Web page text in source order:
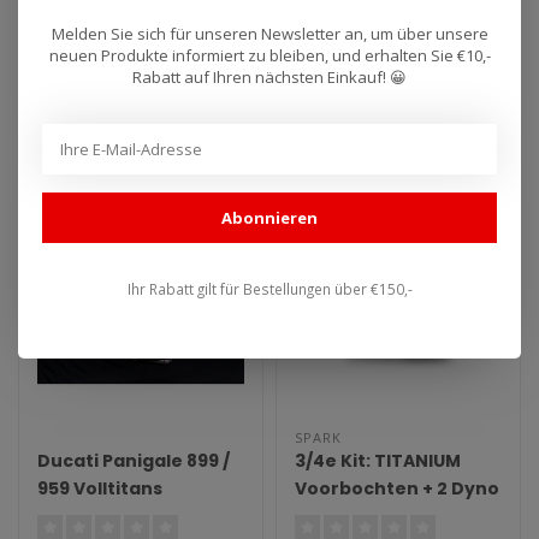
Race-Tech Slip-On
Auspuff für Arrow Ducati
Multistrada 1200 / 1200S
Slip-On
Auspuffanlage
Hochgelegte Titan Slip-On
Auspuffanlage für Ducati
Ducati Panigale 899 /
959 Volltitans
SPARK
3/4e Kit: TITANIUM
Voorbochten + 2 Dyno
Melden Sie sich für unseren Newsletter an, um über unsere
neuen Produkte informiert zu bleiben, und erhalten Sie €10,-
Rabatt auf Ihren nächsten Einkauf! 😀
Abonnieren
Ihr Rabatt gilt für Bestellungen über €150,-